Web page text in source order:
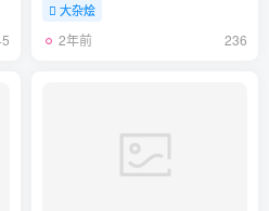
大杂烩
2年前 236